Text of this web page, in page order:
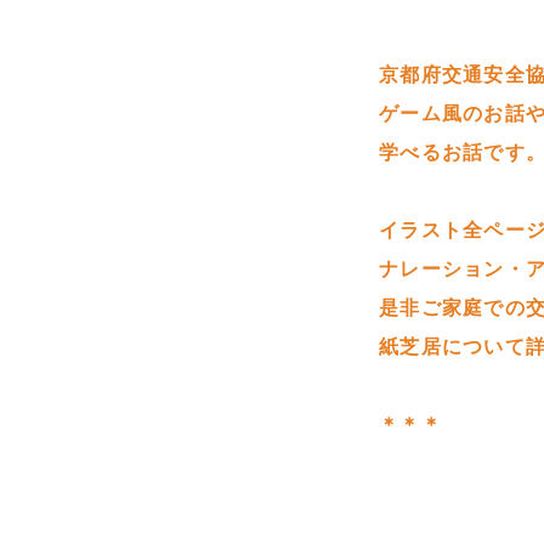
京都府交通安全
ゲーム風のお話
学べるお話です
イラスト全ペー
ナレーション・
是非ご家庭での
紙芝居について
＊＊＊